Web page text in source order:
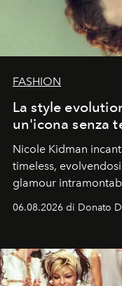
FASHION
La style
un'icona senza
Nicole Kidman
timeless,
glamour
Italia la sua style
06.08.2026 di Donato